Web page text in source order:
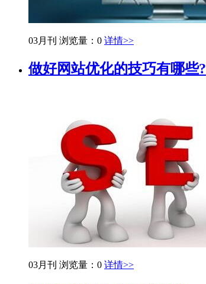
03月刊 浏览量：0 详情>>
做好网站优化的技巧有哪些?
03月刊 浏览量：0 详情>>